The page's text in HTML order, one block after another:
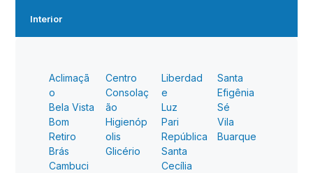
Interior
Aclimaçã
o
Bela Vista
Bom
Retiro
Brás
Cambuci
Centro
Consolaç
ão
Higienóp
olis
Glicério
Liberdad
e
Luz
Pari
República
Santa
Cecília
Santa
Efigênia
Sé
Vila
Buarque